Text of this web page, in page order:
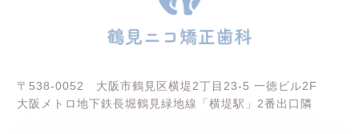
〒538-0052 大阪市鶴見区横堤2丁目23-5 一徳ビル2F
大阪メトロ地下鉄長堀鶴見緑地線「横堤駅」2番出口隣